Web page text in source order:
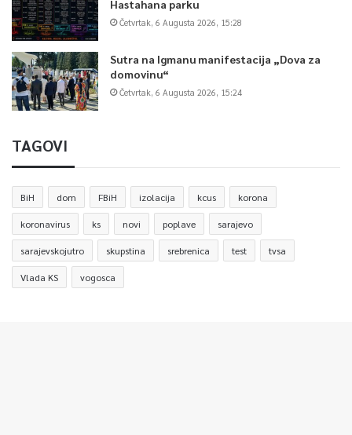
Hastahana parku
Četvrtak, 6 Augusta 2026, 15:28
Sutra na Igmanu manifestacija „Dova za
domovinu“
Četvrtak, 6 Augusta 2026, 15:24
TAGOVI
BiH dom FBiH izolacija kcus korona
koronavirus ks novi poplave sarajevo
sarajevskojutro skupstina srebrenica test tvsa
Vlada KS vogosca